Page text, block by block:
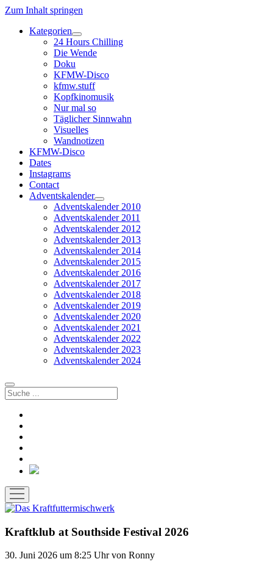
Zum Inhalt springen
Kategorien
Dropdown-
Menü
öffnen
24 Hours Chilling
Die Wende
Doku
KFMW-Disco
kfmw.stuff
Kopfkinomusik
Nur mal so
Täglicher Sinnwahn
Visuelles
Wandnotizen
KFMW-Disco
Dates
Instagrams
Contact
Adventskalender
Dropdown-
Menü
öffnen
Adventskalender 2010
Adventskalender 2011
Adventskalender 2012
Adventskalender 2013
Adventskalender 2014
Adventskalender 2015
Adventskalender 2016
Adventskalender 2017
Adventskalender 2018
Adventskalender 2019
Adventskalender 2020
Adventskalender 2021
Adventskalender 2022
Adventskalender 2023
Adventskalender 2024
Suchen
Bluesky
Menü
öffnen
Kraftklub at Southside Festival 2026
30. Juni 2026 um 8:25 Uhrvon Ronny